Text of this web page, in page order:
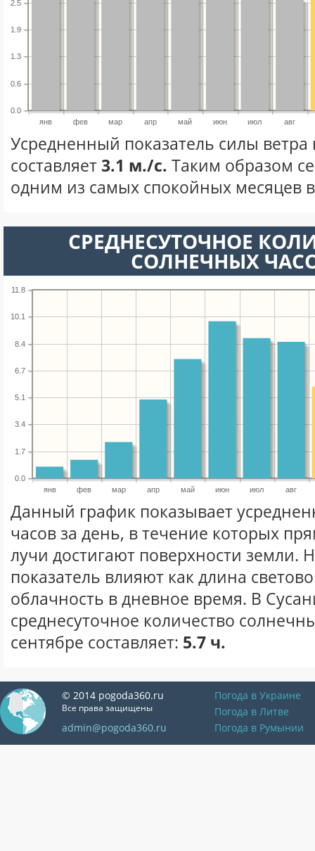
янв фев мар апр май июн июл авг
0.0
0.6
1.3
1.9
2.5
Усредненный показатель силы ветра
составляет3.1 м./с. Таким образом
одним из самых спокойных месяцев
СРЕДНЕСУТОЧНОЕ
СОЛНЕЧНЫХ
янв фев мар апр май июн июл авг
0.0
1.7
3.4
5.1
6.7
8.4
10.1
11.8
Данный график показывает
часов за день, в течение которых
лучи достигают поверхности земли.
показатель влияют как длина
облачность в дневное время. В
среднесуточное количество
сентябре составляет: 5.7 ч.
© 2014 pogoda360.ru
Все права защищены
admin@pogoda360.ru
Погода в Украине
Погода в Литве
Погода в Румынии